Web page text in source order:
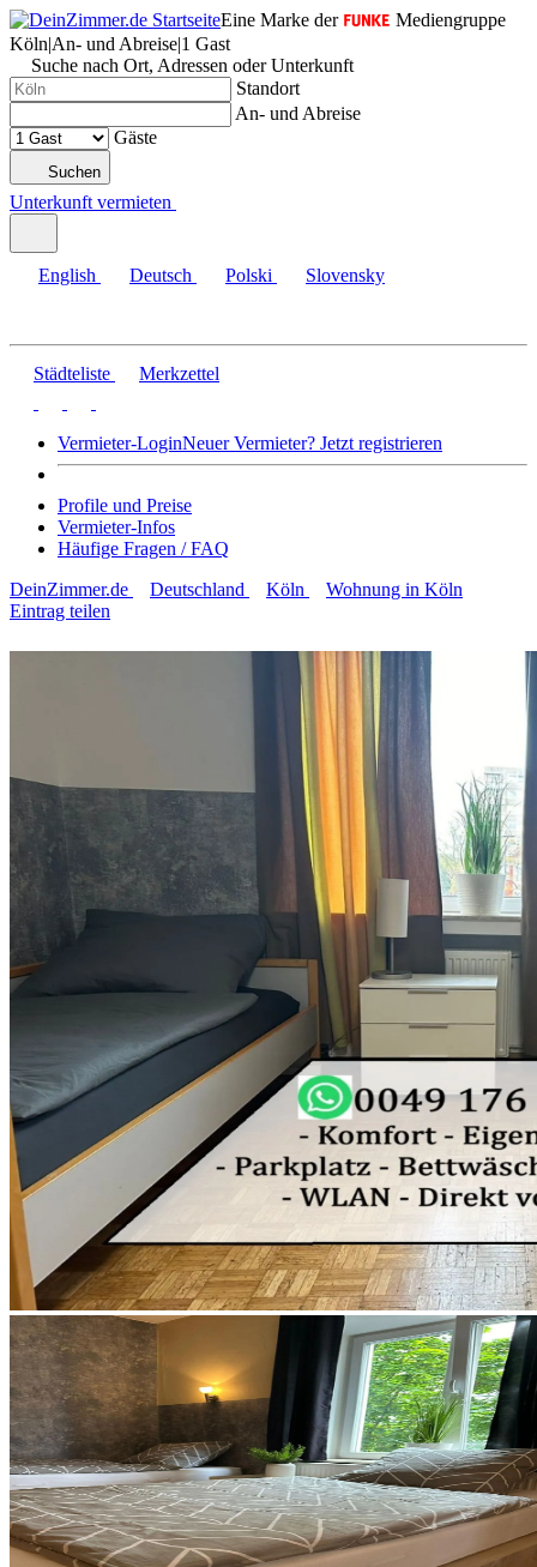
Eine Marke der
Mediengruppe
Köln|An- und Abreise|1 Gast
Suche nach Ort, Adressen oder Unterkunft
Standort
An- und Abreise
Gäste
Suchen
Unterkunft vermieten
English Deutsch Polski Slovensky
Städteliste Merkzettel
Vermieter-LoginNeuer Vermieter? Jetzt registrieren
Profile und Preise
Vermieter-Infos
Häufige Fragen / FAQ
DeinZimmer.de
Deutschland Köln
Wohnung in Köln
Eintrag teilen